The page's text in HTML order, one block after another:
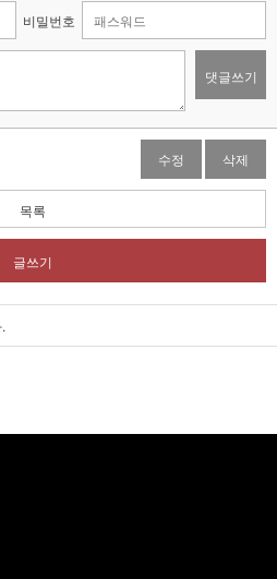
비밀번호
댓글쓰기
수정 삭제
목록
글쓰기